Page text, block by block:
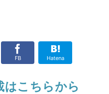
FB Hatena
はこちらから